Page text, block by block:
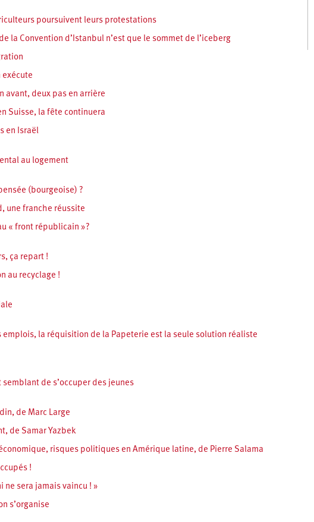
poursuivent leurs protestations
la Convention d’Istanbul n’est que le sommet de l’iceberg
exécute
avant, deux pas en arrière
Suisse, la fête continuera
en Israël
au logement
(bourgeoise) ?
une franche réussite
« front républicain »?
ça repart !
au recyclage !
la réquisition de la Papeterie est la seule solution réaliste
de s’occuper des jeunes
de Marc Large
de Samar Yazbek
risques politiques en Amérique latine, de Pierre Salama
!
ne sera jamais vaincu ! »
s’organise